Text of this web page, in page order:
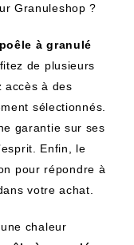
Granuleshop ?
à granulé
de plusieurs
accès à des
sélectionnés.
garantie sur ses
Enfin, le
pour répondre à
votre achat.
chaleur